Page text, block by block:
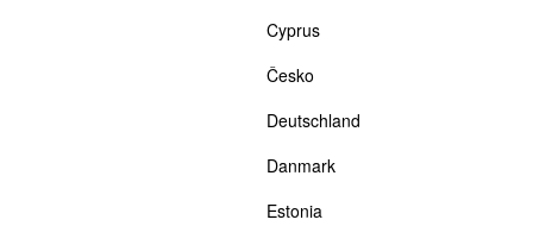
Cyprus
Česko
Deutschland
Danmark
Estonia